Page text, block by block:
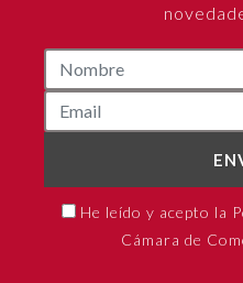
He leído y acepto la
Cámara de